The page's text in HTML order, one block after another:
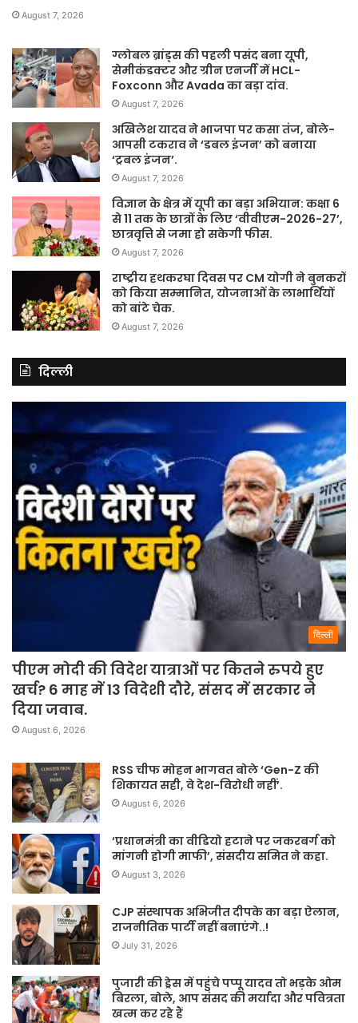
August 7, 2026
ग्लोबल ब्रांड्स की पहली पसंद बना यूपी,
सेमीकंडक्टर और ग्रीन एनर्जी में HCL-
Foxconn और Avada का बड़ा दांव.
August 7, 2026
अखिलेश यादव ने भाजपा पर कसा तंज, बोले-
आपसी टकराव ने ‘डबल इंजन’ को बनाया
‘ट्रबल इंजन’.
August 7, 2026
विज्ञान के क्षेत्र में यूपी का बड़ा अभियान: कक्षा 6
से 11 तक के छात्रों के लिए ‘वीवीएम-2026-27’,
छात्रवृत्ति से जमा हो सकेगी फीस.
August 7, 2026
राष्ट्रीय हथकरघा दिवस पर CM योगी ने बुनकरों
को किया सम्मानित, योजनाओं के लाभार्थियों
को बांटे चेक.
August 7, 2026
दिल्ली
दिल्ली
पीएम मोदी की विदेश यात्राओं पर कितने रुपये हुए
खर्च? 6 माह में 13 विदेशी दौरे, संसद में सरकार ने
दिया जवाब.
August 6, 2026
RSS चीफ मोहन भागवत बोले ‘Gen-Z की
शिकायत सही, वे देश-विरोधी नहीं’.
August 6, 2026
‘प्रधानमंत्री का वीडियो हटाने पर जकरबर्ग को
मांगनी होगी माफी’, संसदीय समित ने कहा.
August 3, 2026
CJP संस्थापक अभिजीत दीपके का बड़ा ऐलान,
राजनीतिक पार्टी नहीं बनाएंगे..!
July 31, 2026
पुजारी की ड्रेस में पहुंचे पप्पू यादव तो भड़के ओम
बिरला, बोले, आप संसद की मर्यादा और पवित्रता
खत्म कर रहे हैं